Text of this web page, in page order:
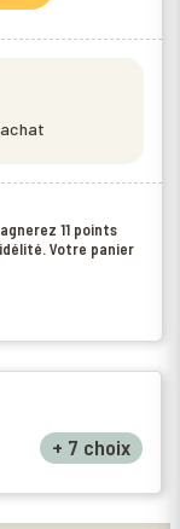
11 points
Votre panier
+ 7 choix